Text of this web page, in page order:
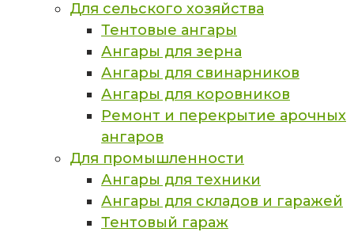
Для сельского хозяйства
Тентовые ангары
Ангары для зерна
Ангары для свинарников
Ангары для коровников
Ремонт и перекрытие арочных
ангаров
Для промышленности
Ангары для техники
Ангары для складов и гаражей
Тентовый гараж